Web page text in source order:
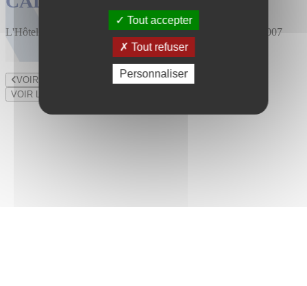
L'Hôtel des Ventes est installé au 47 rue du Bourny depuis 2007
VOIR LE LOT PRÉCÉDENT
VOIR LE LOT SUIVANT
Tout accepter
Tout refuser
Personnaliser